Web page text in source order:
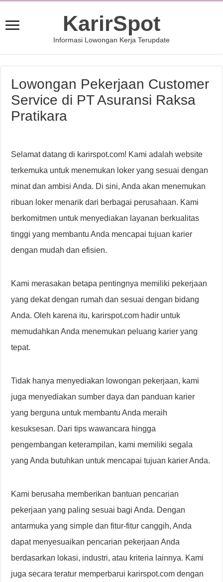
KarirSpot
Informasi Lowongan Kerja Terupdate
Lowongan Pekerjaan Customer
Service di PT Asuransi Raksa
Pratikara
Selamat datang di karirspot.com! Kami adalah website
terkemuka untuk menemukan loker yang sesuai dengan
minat dan ambisi Anda. Di sini, Anda akan menemukan
ribuan loker menarik dari berbagai perusahaan. Kami
berkomitmen untuk menyediakan layanan berkualitas
tinggi yang membantu Anda mencapai tujuan karier
dengan mudah dan efisien.
Kami merasakan betapa pentingnya memiliki pekerjaan
yang dekat dengan rumah dan sesuai dengan bidang
Anda. Oleh karena itu, karirspot.com hadir untuk
memudahkan Anda menemukan peluang karier yang
tepat.
Tidak hanya menyediakan lowongan pekerjaan, kami
juga menyediakan sumber daya dan panduan karier
yang berguna untuk membantu Anda meraih
kesuksesan. Dari tips wawancara hingga
pengembangan keterampilan, kami memiliki segala
yang Anda butuhkan untuk mencapai tujuan karier Anda.
Kami berusaha memberikan bantuan pencarian
pekerjaan yang paling sesuai bagi Anda. Dengan
antarmuka yang simple dan fitur-fitur canggih, Anda
dapat menyesuaikan pencarian pekerjaan Anda
berdasarkan lokasi, industri, atau kriteria lainnya. Kami
juga secara teratur memperbarui karirspot.com dengan